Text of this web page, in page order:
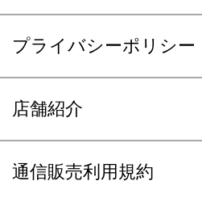
プライバシーポリシー
店舗紹介
通信販売利用規約